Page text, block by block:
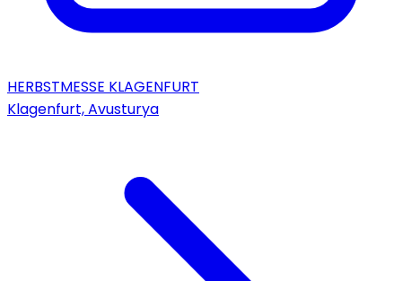
HERBSTMESSE KLAGENFURT
Klagenfurt, Avusturya